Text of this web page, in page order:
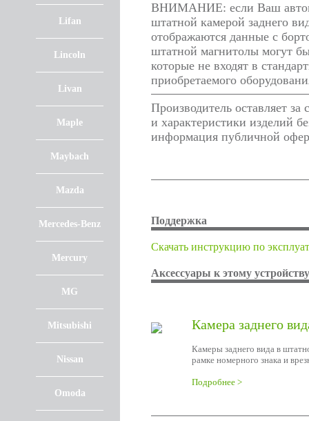
Lifan
Lincoln
Livan
Maple
Maybach
Mazda
Mercedes-Benz
Mercury
MG
Mitsubishi
Nissan
Omoda
ВНИМАНИЕ: если Ваш
штатной камерой заднего
отображаются данные с
штатной магнитолы могут
которые не входят в
приобретаемого
Производитель оставляет
и характеристики изделий
информация публичной
Поддержка
Cкачать инструкцию по
Аксессуары к этому устройству
Камера заднего
Камеры заднего вида в
рамке номерного знака и
Подробнее >